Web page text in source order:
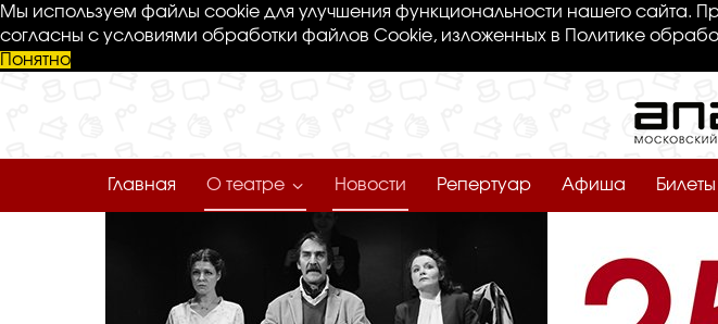
Мы используем файлы cookie для улучшения функциональности нашего сайта.
согласны с условиями обработки файлов Cookie, изложенных в Политике
Понятно
Главная О театре Новости Репертуар Афиша Билеты